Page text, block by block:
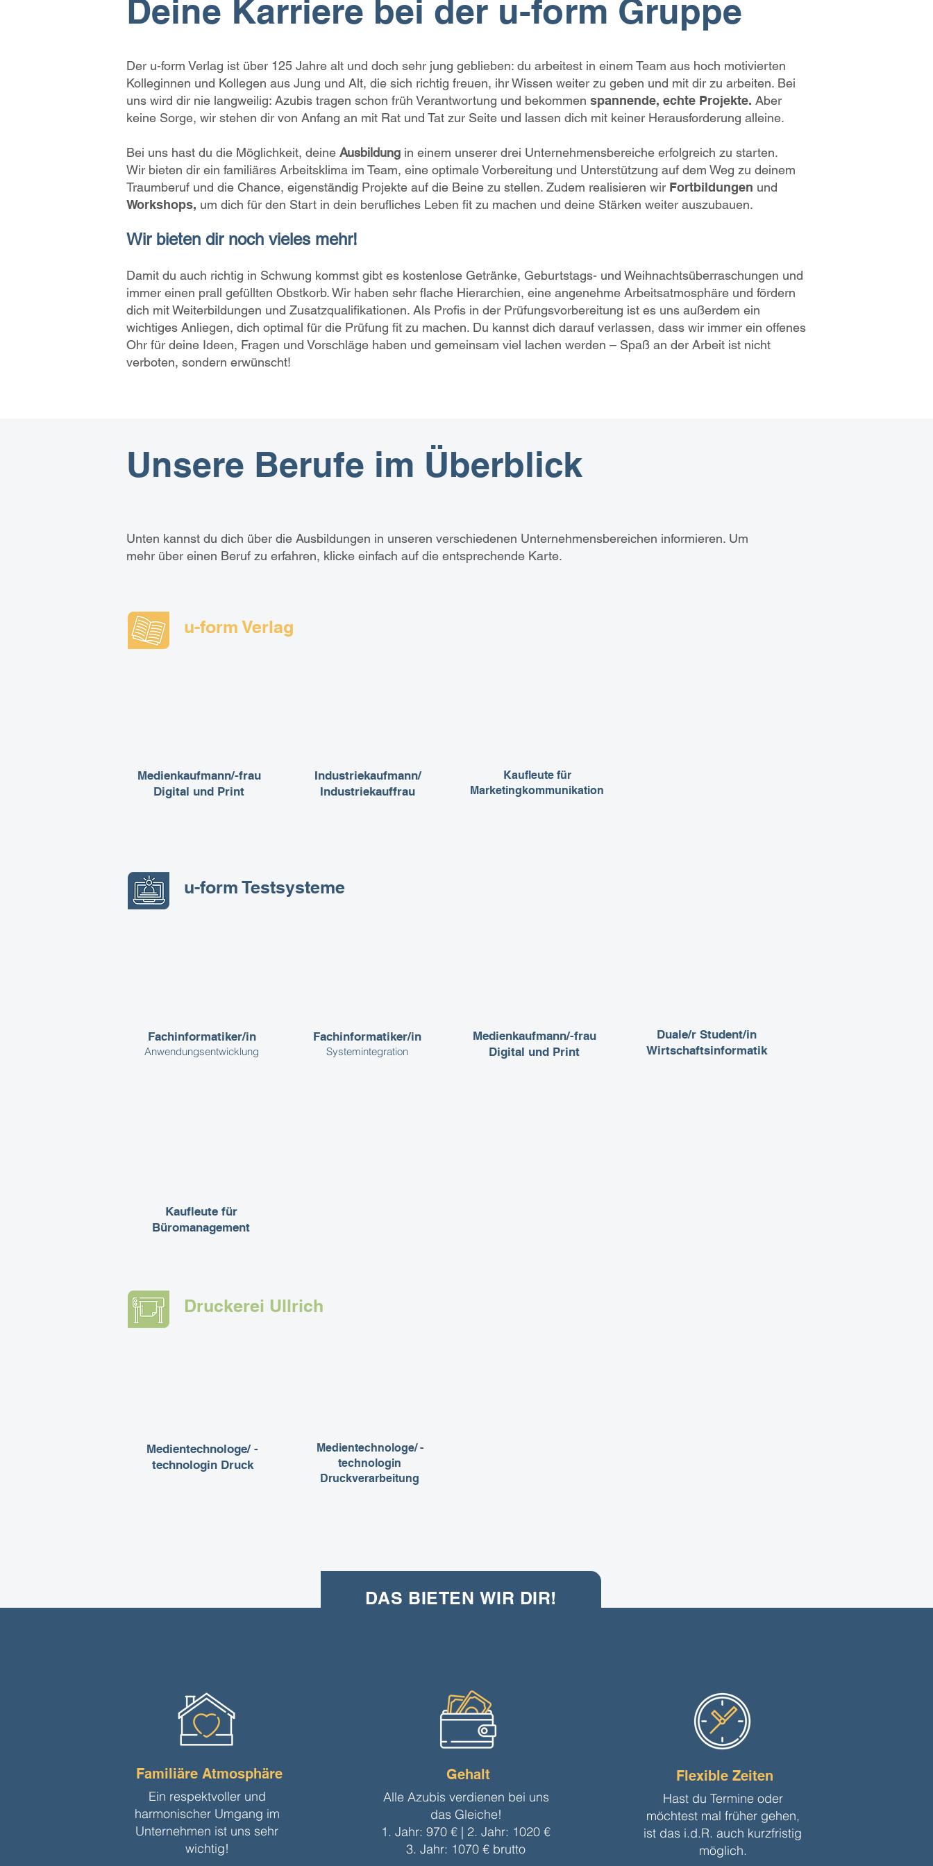
Deine Karriere bei der u-form Gruppe
Der u-form Verlag ist über 125 Jahre alt und doch sehr jung geblieben: du arbeitest in einem Team aus hoch motivierten
Kolleginnen und Kollegen aus Jung und Alt, die sich richtig freuen, ihr Wissen weiter zu geben und mit dir zu arbeiten. Bei
uns wird dir nie langweilig: Azubis tragen schon früh Verantwortung und bekommen spannende, echte Projekte. Aber
keine Sorge, wir stehen dir von Anfang an mit Rat und Tat zur Seite und lassen dich mit keiner Herausforderung alleine.
Bei uns hast du die Möglichkeit, deine Ausbildung in einem unserer drei Unternehmensbereiche erfolgreich zu starten.
Wir bieten dir ein familiäres Arbeitsklima im Team, eine optimale Vorbereitung und Unterstützung auf dem Weg zu deinem
Traumberuf und die Chance, eigenständig Projekte auf die Beine zu stellen. Zudem realisieren wir Fortbildungen und
Workshops, um dich für den Start in dein berufliches Leben fit zu machen und deine Stärken weiter auszubauen.
Wir bieten dir noch vieles mehr!
Damit du auch richtig in Schwung kommst gibt es kostenlose Getränke, Geburtstags- und Weihnachtsüberraschungen und
immer einen prall gefüllten Obstkorb. Wir haben sehr flache Hierarchien, eine angenehme Arbeitsatmosphäre und fördern
dich mit Weiterbildungen und Zusatzqualifikationen. Als Profis in der Prüfungsvorbereitung ist es uns außerdem ein
wichtiges Anliegen, dich optimal für die Prüfung fit zu machen. Du kannst dich darauf verlassen, dass wir immer ein offenes
Ohr für deine Ideen, Fragen und Vorschläge haben und gemeinsam viel lachen werden – Spaß an der Arbeit ist nicht
verboten, sondern erwünscht!
Unsere Berufe im Überblick
Unten kannst du dich über die Ausbildungen in unseren verschiedenen Unternehmensbereichen informieren. Um
mehr über einen Beruf zu erfahren, klicke einfach auf die entsprechende Karte.
u-form Verlag
Medienkaufmann/-frau
Digital und Print
Industriekaufmann/
Industriekauffrau
Kaufleute für
Marketingkommunikation
u-form Testsysteme
Fachinformatiker/in
Anwendungsentwicklung
Fachinformatiker/in
Systemintegration
Medienkaufmann/-frau
Digital und Print
Duale/r Student/in
Wirtschaftsinformatik
Kaufleute für
Büromanagement
Druckerei Ullrich
Medientechnologe/ -
technologin Druck
Medientechnologe/ -
technologin
Druckverarbeitung
DAS BIETEN WIR DIR!
Familiäre Atmosphäre
Ein respektvoller und
harmonischer Umgang im
Unternehmen ist uns sehr
wichtig!
Gehalt
Alle Azubis verdienen bei uns
das Gleiche!
1. Jahr: 970 € | 2. Jahr: 1020 €
3. Jahr: 1070 € brutto
Flexible Zeiten
Hast du Termine oder
möchtest mal früher gehen,
ist das i.d.R. auch kurzfristig
möglich.